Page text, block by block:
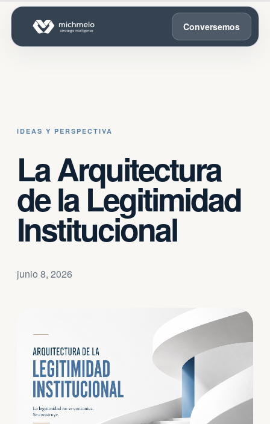
Conversemos
IDEAS Y PERSPECTIVA
La Arquitectura
de la Legitimidad
Institucional
junio 8, 2026